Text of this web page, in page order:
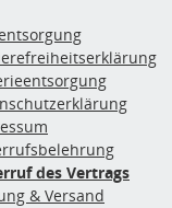
des Vertrags
& Versand